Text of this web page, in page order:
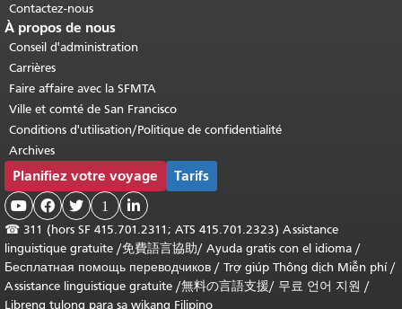
Contactez-nous
À propos de nous
Conseil d'administration
Carrières
Faire affaire avec la SFMTA
Ville et comté de San Francisco
Conditions d'utilisation/Politique de confidentialité
Archives
Planifiez votre voyage Tarifs
   1 
☎ 311 (hors SF 415.701.2311; ATS 415.701.2323) Assistance
linguistique gratuite /免費語言協助/ Ayuda gratis con el idioma /
Бесплатная помощь переводчиков / Trợ giúp Thông dịch Miễn phí/
Assistance linguistique gratuite /無料の言語支援/ 무료 언어 지원 /
Libreng tulong para sa wikang Filipino